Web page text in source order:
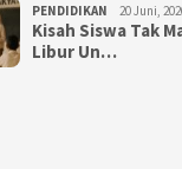
PENDIDIKAN 20 Juni,
Kisah Siswa Tak
Libur Un…